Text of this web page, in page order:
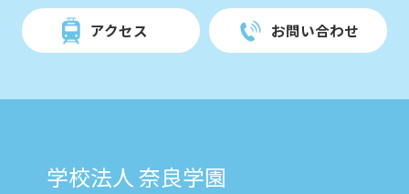
アクセス お問い合わせ
学校法人 奈良学園